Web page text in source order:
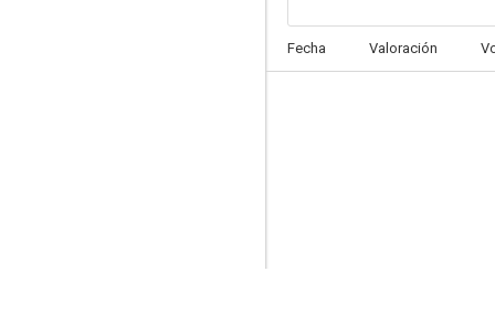
6.2
Fecha Valoración